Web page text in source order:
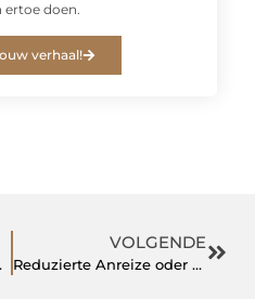
doen.
verhaal!
trimvest
VOLGENDE
Reduzierte Anreize oder reizsuchendes Verhalten